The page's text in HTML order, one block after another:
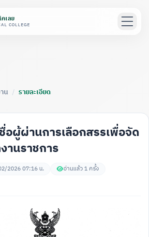
เลย
COLLEGE
น / รายละเอียด
อผู้ผ่านการเลือกสรรเพื่อจัด
านราชการ
2026 07:16 น.
อ่านแล้ว 1 ครั้ง